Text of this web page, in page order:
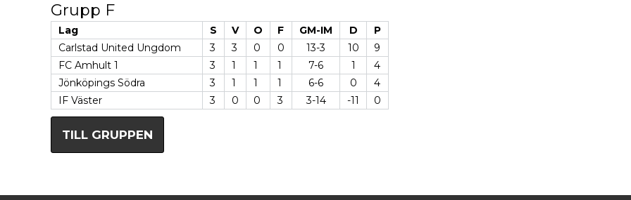
Grupp F
Lag S V O F GM-IM D
P
Carlstad United Ungdom
3 3 0 0 13-3 10
9
FC Amhult 1
3 1 1 1 7-6 1
4
Jönköpings Södra
3 1 1 1 6-6 0
4
IF Väster
3 0 0 3 3-14 -11 0
TILL GRUPPEN